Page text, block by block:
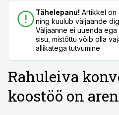
Tähelepanu! Artikkel on
ning kuulub väljaande
Väljaanne ei uuenda
sisu, mistõttu võib olla
allikatega tutvumine
Rahuleiva
koostöö on